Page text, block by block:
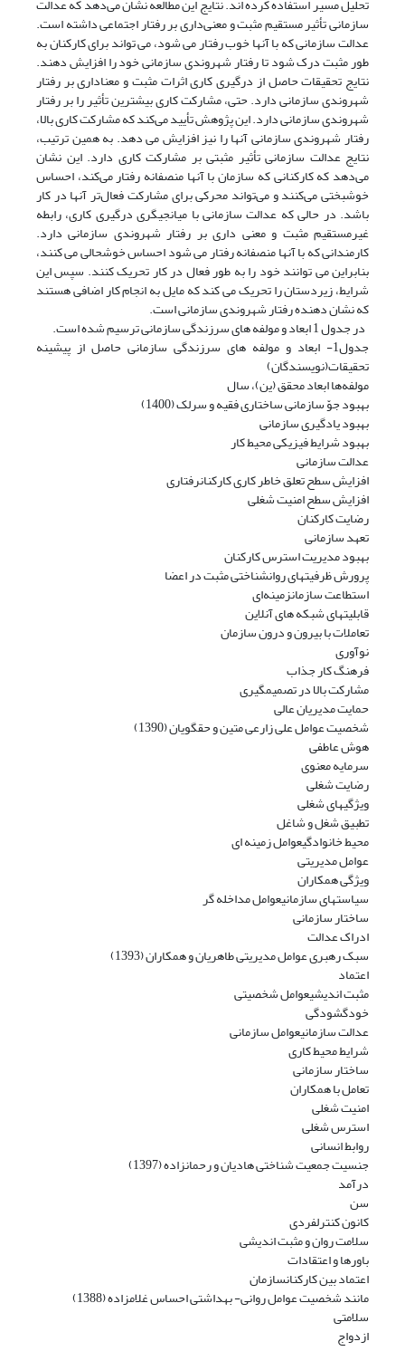
تحلیل مسیر استفاده کرده اند. نتایج این مطالعه نشان می‌دهد که عدالت
سازمانی تأثیر مستقیم مثبت و معنی‌داری بر رفتار اجتماعی داشته است.
عدالت سازمانی که با آنها خوب رفتار می شود، می تواند برای کارکنان به
طور مثبت درک شود تا رفتار شهروندی سازمانی خود را افزایش دهند.
نتایج تحقیقات حاصل از درگیری کاری اثرات مثبت و معناداری بر رفتار
شهروندی سازمانی دارد. حتی، مشارکت کاری بیشترین تأثیر را بر رفتار
شهروندی سازمانی دارد. این پژوهش تأیید می‌کند که مشارکت کاری بالا،
رفتار شهروندی سازمانی آنها را نیز افزایش می دهد. به همین ترتیب،
نتایج عدالت سازمانی تأثیر مثبتی بر مشارکت کاری دارد. این نشان
می‌دهد که کارکنانی که سازمان با آنها منصفانه رفتار می‌کند، احساس
خوشبختی می‌کنند و می‌تواند محرکی برای مشارکت فعال‌تر آنها در کار
باشد. در حالی که عدالت سازمانی با میانجیگری درگیری کاری، رابطه
غیرمستقیم مثبت و معنی داری بر رفتار شهروندی سازمانی دارد.
کارمندانی که با آنها منصفانه رفتار می شود احساس خوشحالی می کنند،
بنابراین می توانند خود را به طور فعال در کار تحریک کنند. سپس این
شرایط، زیردستان را تحریک می کند که مایل به انجام کار اضافی هستند
که نشان دهنده رفتار شهروندی سازمانی است.
در جدول 1 ابعاد و مولفه های سرزندگی سازمانی ترسیم شده است.
جدول1- ابعاد و مولفه های سرزندگی سازمانی حاصل از پیشینه
تحقیقات(نویسندگان)
مولفه‌ها ابعاد محقق (ین)، سال
بهبود جوّ سازمانی ساختاری فقیه و سرلک (1400)
بهبود یادگیری سازمانی
بهبود شرایط فیزیکی محیط کار
عدالت سازمانی
افزایش سطح تعلق خاطر کاری کارکنانرفتاری
افزایش سطح امنیت شغلی
رضایت کارکنان
تعهد سازمانی
بهبود مدیریت استرس کارکنان
پرورش ظرفیتهای روانشناختی مثبت در اعضا
استطاعت سازمانزمینه‌ای
قابلیتهای شبکه های آنلاین
تعاملات با بیرون و درون سازمان
نوآوری
فرهنگ کار جذاب
مشارکت بالا در تصمیمگیری
حمایت مدیریان عالی
شخصیت عوامل علی زارعی متین و حقگویان (1390)
هوش عاطفی
سرمایه معنوی
رضایت شغلی
ویژگیهای شغلی
تطبیق شغل و شاغل
محیط خانوادگیعوامل زمینه ای
عوامل مدیریتی
ویژگی همکاران
سیاستهای سازمانیعوامل مداخله گر
ساختار سازمانی
ادراک عدالت
سبک رهبری عوامل مدیریتی طاهریان و همکاران (1393)
اعتماد
مثبت اندیشیعوامل شخصیتی
خودگشودگی
عدالت سازمانیعوامل سازمانی
شرایط محیط کاری
ساختار سازمانی
تعامل با همکاران
امنیت شغلی
استرس شغلی
روابط انسانی
جنسیت جمعیت شناختی هادیان و رحمانزاده (1397)
درآمد
سن
کانون کنترلفردی
سلامت روان و مثبت اندیشی
باورها و اعتقادات
اعتماد بین کارکنانسازمان
مانند شخصیت عوامل روانی- بهداشتی احساس غلامزاده (1388)
سلامتی
ازدواج